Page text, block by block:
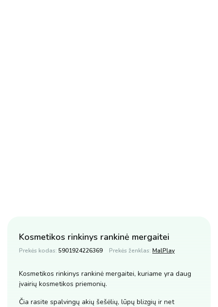
Kosmetikos rinkinys rankinė mergaitei
Prekės kodas: 5901924226369 Prekės ženklas: MalPlay
Kosmetikos rinkinys rankinė mergaitei, kuriame yra daug
įvairių kosmetikos priemonių.
Čia rasite spalvingų akių šešėlių, lūpų blizgių ir net